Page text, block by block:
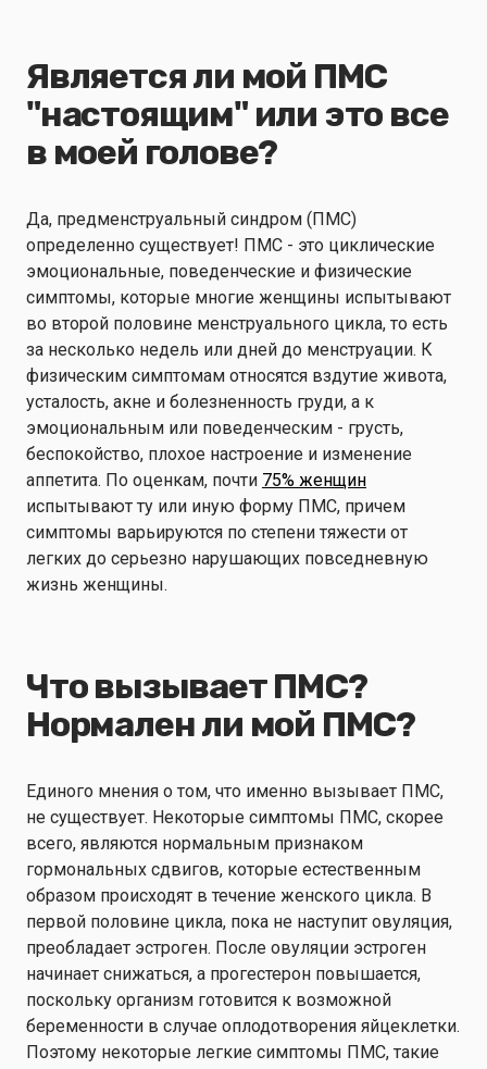
Является ли мой ПМС
"настоящим" или это все
в моей голове?
Да, предменструальный синдром (ПМС)
определенно существует! ПМС - это циклические
эмоциональные, поведенческие и физические
симптомы, которые многие женщины испытывают
во второй половине менструального цикла, то есть
за несколько недель или дней до менструации. К
физическим симптомам относятся вздутие живота,
усталость, акне и болезненность груди, а к
эмоциональным или поведенческим - грусть,
беспокойство, плохое настроение и изменение
аппетита. По оценкам, почти 75% женщин
испытывают ту или иную форму ПМС, причем
симптомы варьируются по степени тяжести от
легких до серьезно нарушающих повседневную
жизнь женщины.
Что вызывает ПМС?
Нормален ли мой ПМС?
Единого мнения о том, что именно вызывает ПМС,
не существует. Некоторые симптомы ПМС, скорее
всего, являются нормальным признаком
гормональных сдвигов, которые естественным
образом происходят в течение женского цикла. В
первой половине цикла, пока не наступит овуляция,
преобладает эстроген. После овуляции эстроген
начинает снижаться, а прогестерон повышается,
поскольку организм готовится к возможной
беременности в случае оплодотворения яйцеклетки.
Поэтому некоторые легкие симптомы ПМС, такие